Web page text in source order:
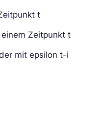
t
Zeitpunkt t
mit epsilon t-i